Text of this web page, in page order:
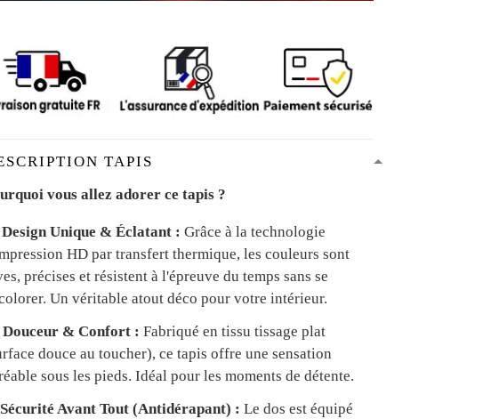
TAPIS
vous allez adorer ce tapis ?
Design Unique & Éclatant : Grâce à la technologie
HD par transfert thermique, les couleurs sont
précises et résistent à l'épreuve du temps sans se
Un véritable atout déco pour votre intérieur.
& Confort : Fabriqué en tissu tissage plat
douce au toucher), ce tapis offre une sensation
sous les pieds. Idéal pour les moments de détente.
Avant Tout (Antidérapant) : Le dos est équipé